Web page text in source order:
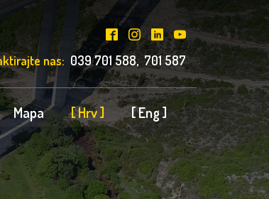
nas: 039 701 588, 701 587
Mapa [ Hrv ] [ Eng ]